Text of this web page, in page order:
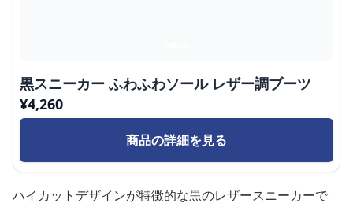
黒スニーカー ふわふわソール レザー調ブーツ
¥4,260
商品の詳細を見る
ハイカットデザインが特徴的な黒のレザースニーカーで